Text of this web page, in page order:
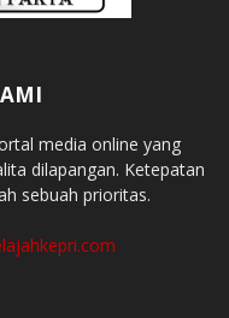
media online yang
dilapangan. Ketepatan
sebuah prioritas.